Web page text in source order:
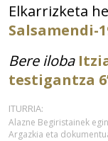
Elkarrizketa
Salsamendi-
Bere iloba
testigantza
ITURRIA:
Alazne Begiristainek
Argazkia eta